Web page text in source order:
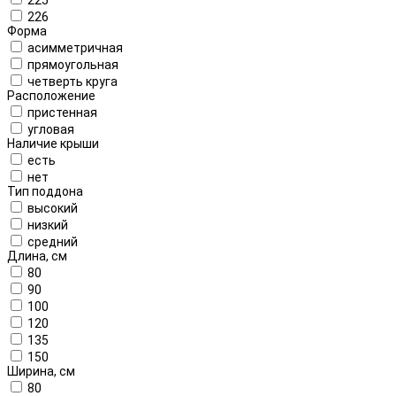
226
Форма
асимметричная
прямоугольная
четверть круга
Расположение
пристенная
угловая
Наличие крыши
есть
нет
Тип поддона
высокий
низкий
средний
Длина, см
80
90
100
120
135
150
Ширина, см
80